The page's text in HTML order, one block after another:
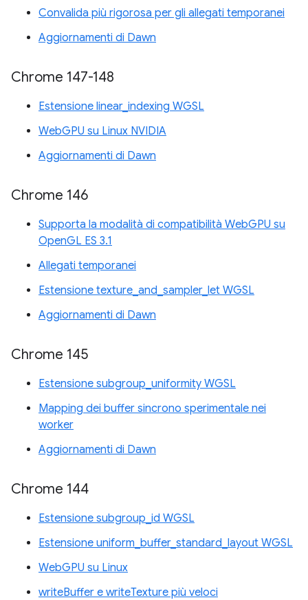
Convalida più rigorosa per gli allegati temporanei
Aggiornamenti di Dawn
Chrome 147-148
Estensione linear_indexing WGSL
WebGPU su Linux NVIDIA
Aggiornamenti di Dawn
Chrome 146
Supporta la modalità di compatibilità WebGPU su
OpenGL ES 3.1
Allegati temporanei
Estensione texture_and_sampler_let WGSL
Aggiornamenti di Dawn
Chrome 145
Estensione subgroup_uniformity WGSL
Mapping dei buffer sincrono sperimentale nei
worker
Aggiornamenti di Dawn
Chrome 144
Estensione subgroup_id WGSL
Estensione uniform_buffer_standard_layout WGSL
WebGPU su Linux
writeBuffer e writeTexture più veloci